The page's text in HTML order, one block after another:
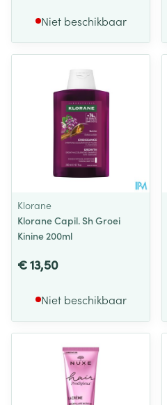
Niet beschikbaar
Klorane
Klorane Capil. Sh Groei
Kinine 200ml
€ 13,50
Niet beschikbaar